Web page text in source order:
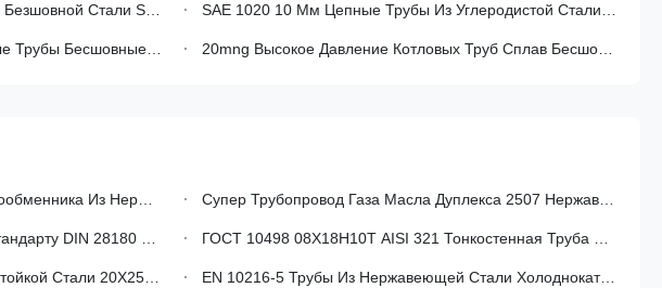
Стали Углерода Безшовная SAE 1020 10 Мм Цепные Трубы Из Углеродистой Стали Для Амортизаторов Ударов - Холодные Высокоточные Трубы Из Стали
Стали Для Высокоточного Оборудования 20mng Высокое Давление Котловых Труб Сплав Бесшовные Трубы Для Котлов Теплообменники
Прожектованный Сортами tp304 И tp316 Супер Трубопровод Газа Масла Дуплекса 2507 Нержавеющий Спиральный
28180 X5CrNi18-10 ГОСТ 10498 08Х18Н10Т AISI 321 Тонкостенная Труба Из Нержавеющей Стали Для Коррозионностойких Конструкций
20Х25Н20С2 AISI 310 EN 10216-5 Трубы Из Нержавеющей Стали Холоднокатаные Трубы Из Нержавеющей Стали Для Целей Давления